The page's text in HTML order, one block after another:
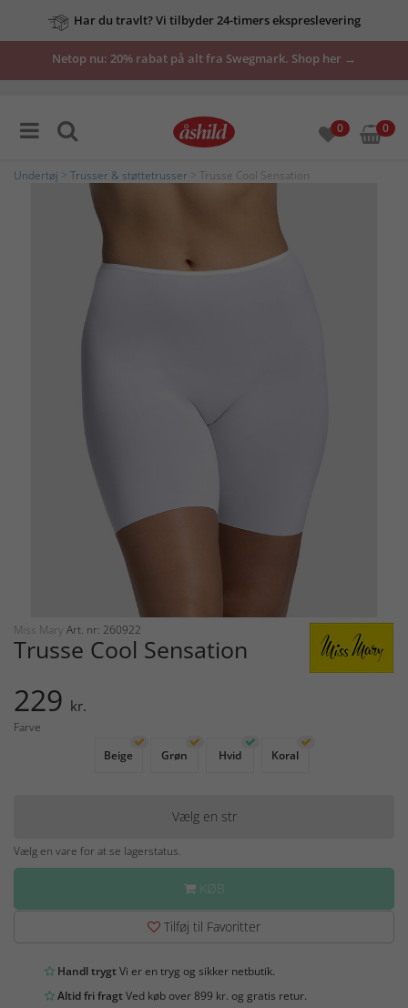
Har du travlt? Vi tilbyder 24-timers ekspreslevering
Netop nu: 20% rabat på alt fra Swegmark. Shop her →
0 0
Undertøj Trusser & støttetrusser > Trusse Cool Sensation
Miss Mary Art. nr: 260922
Trusse Cool Sensation
229 kr.
Farve
Beige
Grøn Hvid Koral
Vælg en str
Vælg en vare for at se lagerstatus.
KØB
Tilføj til Favoritter
Handl trygtVi er en tryg og sikker netbutik.
Altid fri fragtVed køb over 899 kr. og gratis retur.